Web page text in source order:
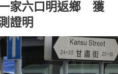
家六口明返鄉 獲
證明